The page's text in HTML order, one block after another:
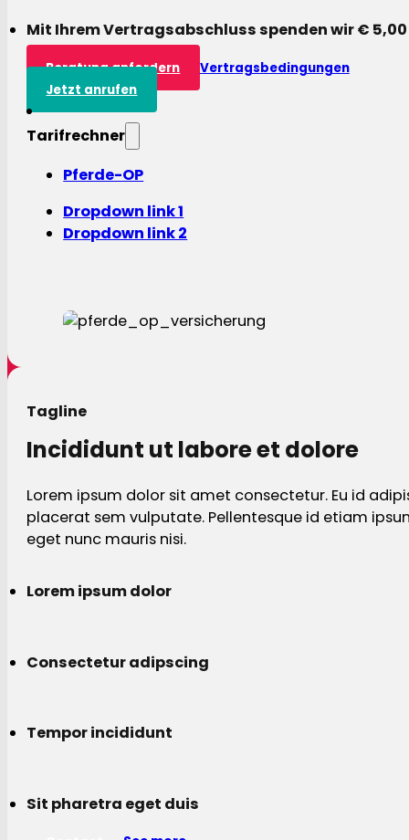
Mit Ihrem Vertragsabschluss spenden wir €
Beratung anfordern
Vertragsbedingungen
Jetzt anrufen
Tarifrechner
Pferde-OP
Dropdown link 1
Dropdown link 2
Tagline
Incididunt ut labore et dolore
Lorem ipsum dolor sit amet consectetur. Eu id
placerat sem vulputate. Pellentesque id etiam
eget nunc mauris nisi.
Lorem ipsum dolor
Consectetur adipscing
Tempor incididunt
Sit pharetra eget duis